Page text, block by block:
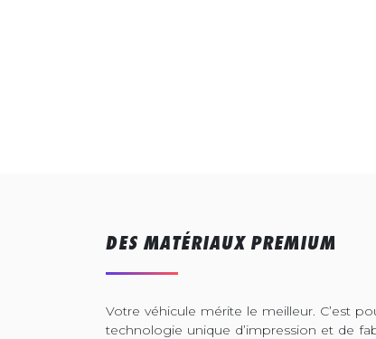
DES MATÉRIAUX PREMIUM
Votre véhicule mérite le meilleur. C’est
technologie unique d’impression et de